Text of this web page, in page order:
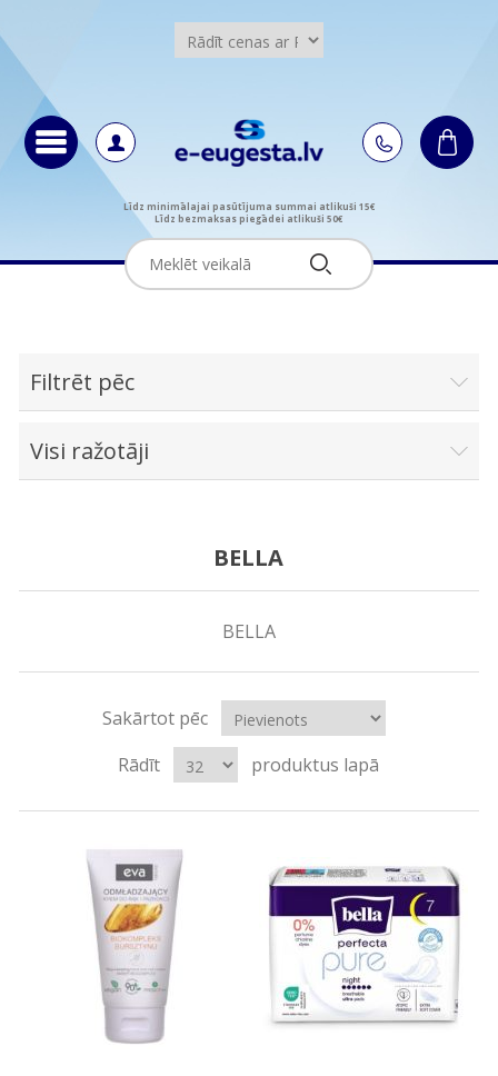
Līdz minimālajai pasūtījuma summai atlikuši 15€
Līdz bezmaksas piegādei atlikuši 50€
Filtrēt pēc
Visi ražotāji
BELLA
BELLA
Sakārtot pēc
Rādīt
produktus lapā